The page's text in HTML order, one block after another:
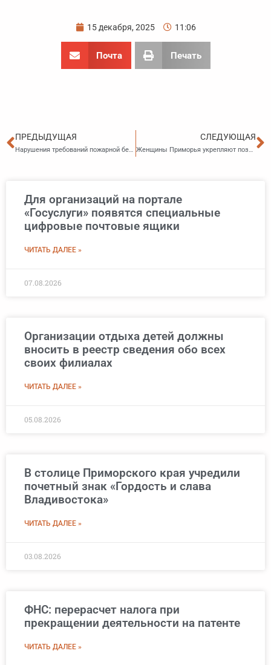
15 декабря, 2025 11:06
Почта Печать
Пред
ПРЕДЫДУЩАЯ
Нарушения требований пожарной безопасности в детском саду Владивостока устранены
СЛЕДУЮЩАЯ
Женщины Приморья укрепляют позиции на рынке труда
Для организаций на портале
«Госуслуги» появятся специальные
цифровые почтовые ящики
ЧИТАТЬ ДАЛЕЕ »
07.08.2026
Организации отдыха детей должны
вносить в реестр сведения обо всех
своих филиалах
ЧИТАТЬ ДАЛЕЕ »
05.08.2026
В столице Приморского края учредили
почетный знак «Гордость и слава
Владивостока»
ЧИТАТЬ ДАЛЕЕ »
03.08.2026
ФНС: перерасчет налога при
прекращении деятельности на патенте
ЧИТАТЬ ДАЛЕЕ »